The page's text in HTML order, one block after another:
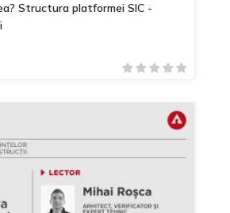
Structura platformei SIC -